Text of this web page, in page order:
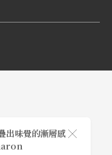
出味覺的漸層感 ╳